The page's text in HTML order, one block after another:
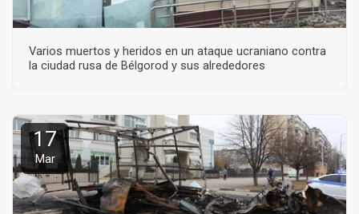
Varios muertos y heridos en un ataque ucraniano contra
la ciudad rusa de Bélgorod y sus alrededores
17
Mar